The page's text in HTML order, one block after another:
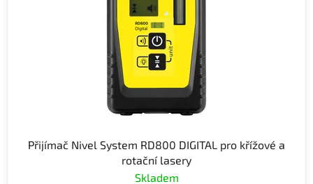
Přijímač Nivel System RD800 DIGITAL pro křížové a
rotační lasery
Skladem